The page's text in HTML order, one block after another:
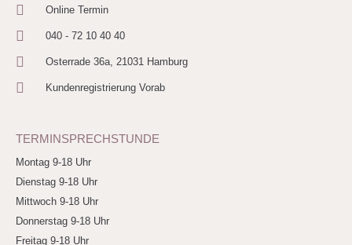
Online Termin
040 - 72 10 40 40
Osterrade 36a, 21031 Hamburg
Kundenregistrierung Vorab
TERMINSPRECHSTUNDE
Montag 9-18 Uhr
Dienstag 9-18 Uhr
Mittwoch 9-18 Uhr
Donnerstag 9-18 Uhr
Freitag 9-18 Uhr